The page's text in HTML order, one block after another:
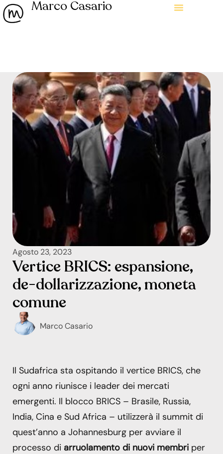
Marco Casario
Agosto 23, 2023
Vertice BRICS: espansione,
de-dollarizzazione, moneta
comune
Marco Casario
Il Sudafrica sta ospitando il vertice BRICS, che
ogni anno riunisce i leader dei mercati
emergenti. Il blocco BRICS – Brasile, Russia,
India, Cina e Sud Africa – utilizzerà il summit di
quest’anno a Johannesburg per avviare il
processo di arruolamento di nuovi membri per